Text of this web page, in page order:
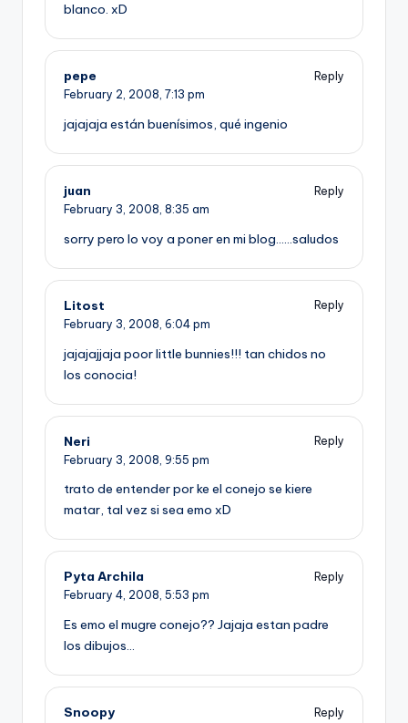
blanco. xD
pepe
Reply
February 2, 2008, 7:13 pm
jajajaja están buení­simos, qué ingenio
juan
Reply
February 3, 2008, 8:35 am
sorry pero lo voy a poner en mi blog……saludos
Litost
Reply
February 3, 2008, 6:04 pm
jajajajjaja poor little bunnies!!! tan chidos no
los conocia!
Neri
Reply
February 3, 2008, 9:55 pm
trato de entender por ke el conejo se kiere
matar, tal vez si sea emo xD
Pyta Archila
Reply
February 4, 2008, 5:53 pm
Es emo el mugre conejo?? Jajaja estan padre
los dibujos…
Snoopy
Reply